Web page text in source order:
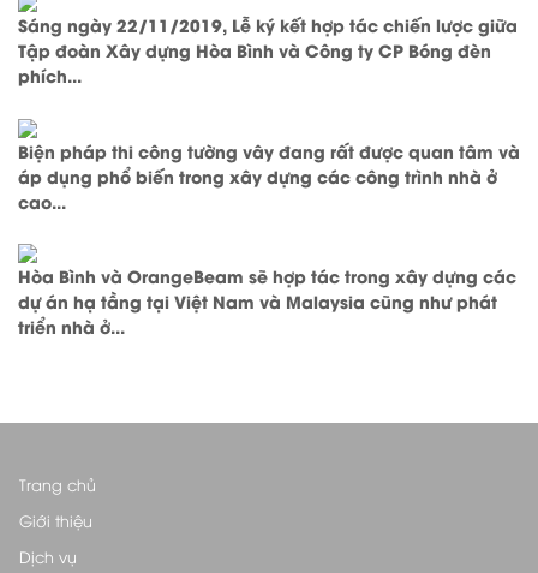
Sáng ngày 22/11/2019, Lễ ký kết hợp tác chiến lược giữa
Tập đoàn Xây dựng Hòa Bình và Công ty CP Bóng đèn
phích...
Biện pháp thi công tường vây đang rất được quan tâm và
áp dụng phổ biến trong xây dựng các công trình nhà ở
cao...
Hòa Bình và OrangeBeam sẽ hợp tác trong xây dựng các
dự án hạ tầng tại Việt Nam và Malaysia cũng như phát
triển nhà ở...
Trang chủ
Giới thiệu
Dịch vụ